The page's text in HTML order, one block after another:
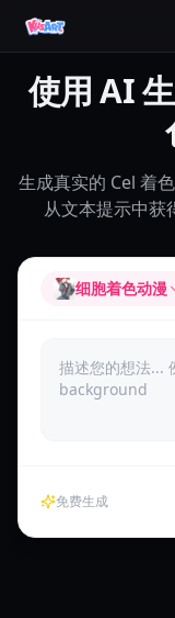
使用 AI
生成真实的 Cel 着
从文本提示中获
细胞着色动漫
免费生成